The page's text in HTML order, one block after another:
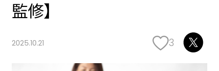
監修】
2025.10.21 3